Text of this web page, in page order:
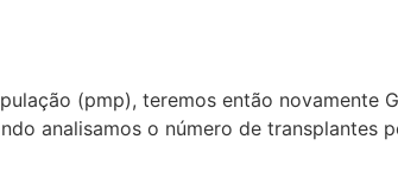
(pmp), teremos então novamente
analisamos o número de transplantes